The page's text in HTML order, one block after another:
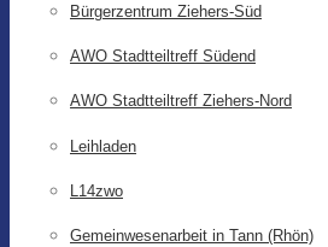
Bürgerzentrum Ziehers-Süd
AWO Stadtteiltreff Südend
AWO Stadtteiltreff Ziehers-Nord
Leihladen
L14zwo
Gemeinwesenarbeit in Tann (Rhön)